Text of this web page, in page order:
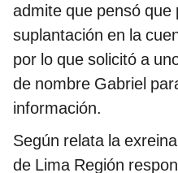
admite que pensó
suplantación en la
por lo que solicitó a
de nombre Gabriel
información.
Según relata la
de Lima Región